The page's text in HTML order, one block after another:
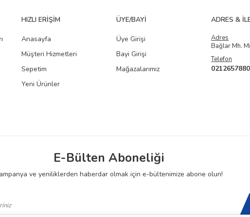
HIZLI ERIŞIM
Anasayfa
Müşteri Hizmetleri
Sepetim
Yeni Ürünler
ÜYE/BAYI
Üye Girişi
Bayi Girişi
Mağazalarımız
ADRES &
Adres
Bağlar Mh.
Telefon
E-Bülten Aboneliği
ve yeniliklerden haberdar olmak için e-bültenimize abone olun!